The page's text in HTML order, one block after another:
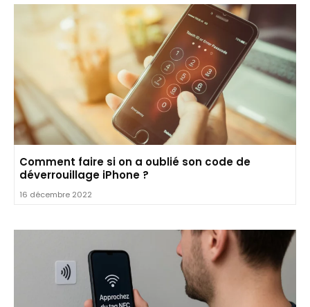
Comment faire si on a oublié son code de
déverrouillage iPhone ?
16 décembre 2022